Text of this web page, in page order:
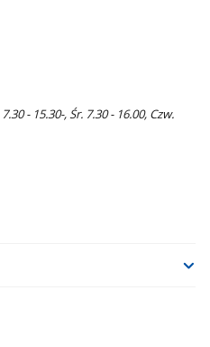
- 15.30-, Śr. 7.30 - 16.00, Czw.